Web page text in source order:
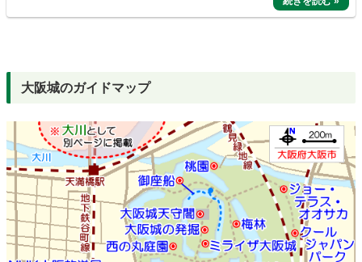
大阪城のガイドマップ